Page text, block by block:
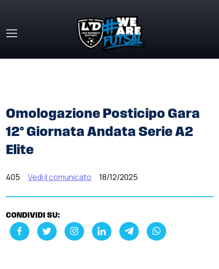
Omologazione Posticipo Gara
12° Giornata Andata Serie A2
Elite
405 Vedi il comunicato 18/12/2025
CONDIVIDI SU: